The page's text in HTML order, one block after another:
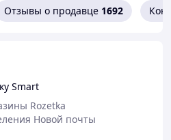
Отзывы о продавце 1692
Smart
Rozetka
Новой почты